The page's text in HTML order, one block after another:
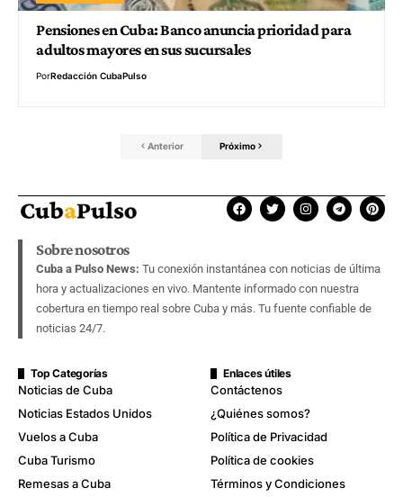
Pensiones en Cuba: Banco anuncia prioridad para
adultos mayores en sus sucursales
PorRedacción CubaPulso
Anterior Próximo
Sobre nosotros
Cuba a Pulso News: Tu conexión instantánea con noticias de última
hora y actualizaciones en vivo. Mantente informado con nuestra
cobertura en tiempo real sobre Cuba y más. Tu fuente confiable de
noticias 24/7.
Top Categorías
Noticias de Cuba
Noticias Estados Unidos
Vuelos a Cuba
Cuba Turismo
Remesas a Cuba
Enlaces útiles
Contáctenos
¿Quiénes somos?
Política de Privacidad
Política de cookies
Términos y Condiciones